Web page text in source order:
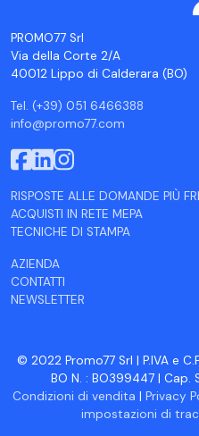
PROMO77 Srl
Via della Corte 2/A
40012 Lippo di Calderara (BO)
Tel. (+39) 051 6466388
info@promo77.com
RISPOSTE ALLE DOMANDE PIÙ
ACQUISTI IN RETE MEPA
TECNICHE DI STAMPA
AZIENDA
CONTATTI
NEWSLETTER
© 2022 Promo77 Srl | P.IVA e
BO N. : BO399447 | Cap.
Condizioni di vendita | Privacy
impostazioni di